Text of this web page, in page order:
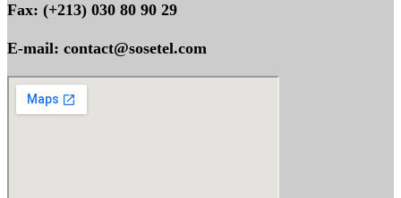
Fax: (+213) 030 80 90 29
E-mail: contact@sosetel.com